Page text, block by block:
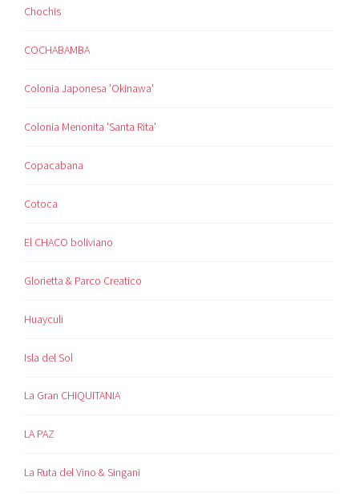
Chochis
COCHABAMBA
Colonia Japonesa 'Okinawa'
Colonia Menonita 'Santa Rita'
Copacabana
Cotoca
El CHACO boliviano
Glorietta & Parco Creatico
Huayculi
Isla del Sol
La Gran CHIQUITANIA
LA PAZ
La Ruta del Vino & Singani